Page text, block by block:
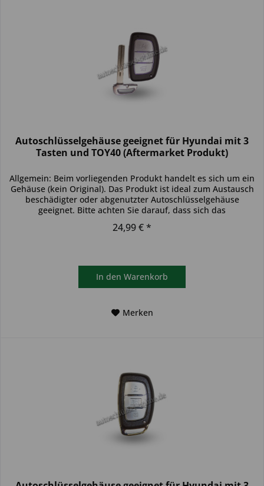
Autoschlüsselgehäuse geeignet für Hyundai mit 3
Tasten und TOY40 (Aftermarket Produkt)
Allgemein: Beim vorliegenden Produkt handelt es sich um ein
Gehäuse (kein Original). Das Produkt ist ideal zum Austausch
beschädigter oder abgenutzter Autoschlüsselgehäuse
geeignet. Bitte achten Sie darauf, dass sich das
24,99 € *
In den Warenkorb
Merken